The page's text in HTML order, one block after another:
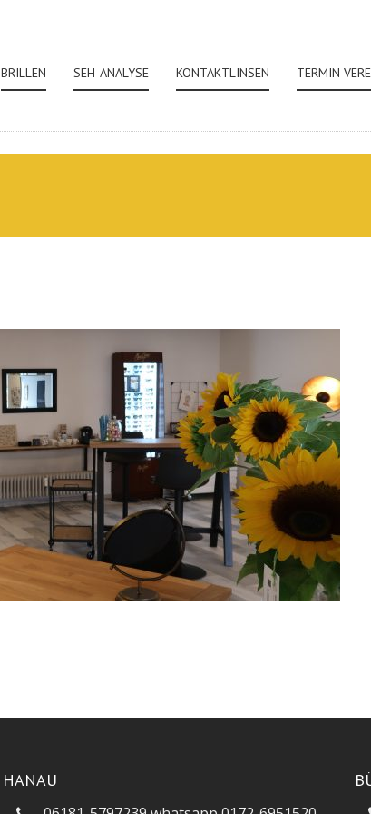
BRILLEN SEH-ANALYSE KONTAKTLINSEN TERMIN
HANAU